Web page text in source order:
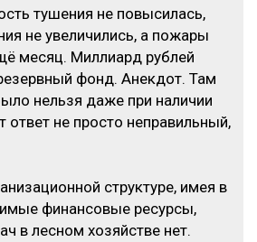
тушения не повысилась,
не увеличились, а пожары
месяц. Миллиард рублей
фонд. Анекдот. Там
нельзя даже при наличии
ответ не просто неправильный,
структуре, имея в
финансовые ресурсы,
в лесном хозяйстве нет.